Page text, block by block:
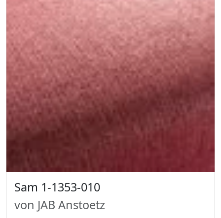
Sam 1-1353-010
von JAB Anstoetz